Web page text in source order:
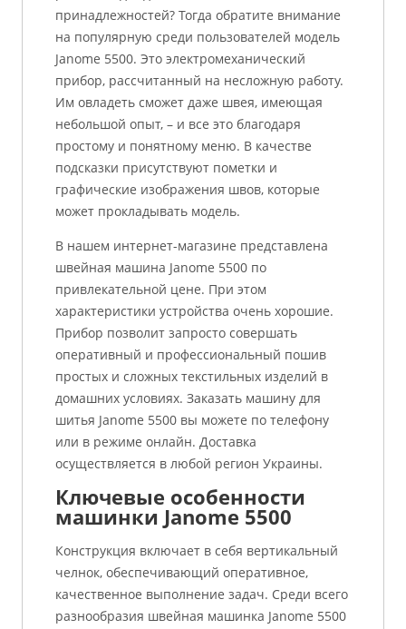
принадлежностей? Тогда обратите внимание
на популярную среди пользователей модель
Janome 5500. Это электромеханический
прибор, рассчитанный на несложную работу.
Им овладеть сможет даже швея, имеющая
небольшой опыт, – и все это благодаря
простому и понятному меню. В качестве
подсказки присутствуют пометки и
графические изображения швов, которые
может прокладывать модель.
В нашем интернет-магазине представлена
швейная машина Janome 5500 по
привлекательной цене. При этом
характеристики устройства очень хорошие.
Прибор позволит запросто совершать
оперативный и профессиональный пошив
простых и сложных текстильных изделий в
домашних условиях. Заказать машину для
шитья Janome 5500 вы можете по телефону
или в режиме онлайн. Доставка
осуществляется в любой регион Украины.
Ключевые особенности
машинки Janome 5500
Конструкция включает в себя вертикальный
челнок, обеспечивающий оперативное,
качественное выполнение задач. Среди всего
разнообразия швейная машинка Janome 5500